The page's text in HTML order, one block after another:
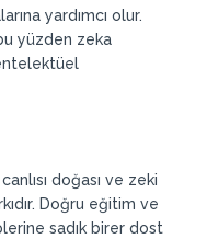
yardımcı olur.
yüzden zeka
doğası ve zeki
Doğru eğitim ve
sadık birer dost